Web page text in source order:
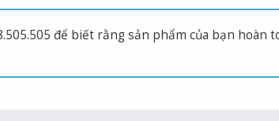
để biết rằng sản phẩm của bạn hoàn